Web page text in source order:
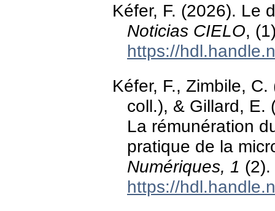
Kéfer, F. (2026). Le
Noticias CIELO,
https://
Kéfer, F., Zimbile,
coll.), & Gillard, E.
La rémunération
pratique de la
Numériques, 1 (2).
https://